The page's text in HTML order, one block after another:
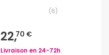
(6)
22,70 €
Livraison en 24-72h